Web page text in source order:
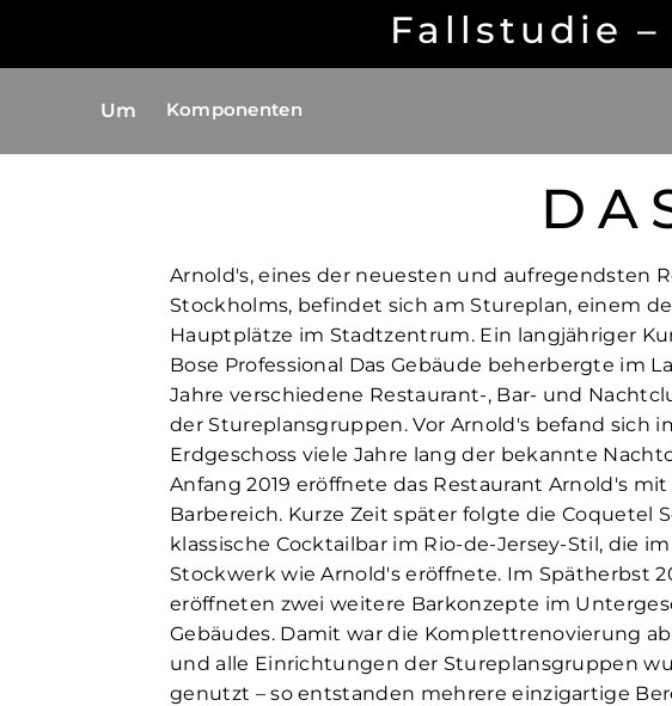
Fallstudie
Um Komponenten
Arnold's, eines der neuesten und aufregendsten
Stockholms, befindet sich am Stureplan, einem
Hauptplätze im Stadtzentrum. Ein langjähriger
Bose Professional Das Gebäude beherbergte im
Jahre verschiedene Restaurant-, Bar- und
der Stureplansgruppen. Vor Arnold's befand sich
Erdgeschoss viele Jahre lang der bekannte
Anfang 2019 eröffnete das Restaurant Arnold's
Barbereich. Kurze Zeit später folgte die Coquetel
klassische Cocktailbar im Rio-de-Jersey-Stil, die
Stockwerk wie Arnold's eröffnete. Im Spätherbst
eröffneten zwei weitere Barkonzepte im
Gebäudes. Damit war die Komplettrenovierung
und alle Einrichtungen der Stureplansgruppen
genutzt – so entstanden mehrere einzigartige